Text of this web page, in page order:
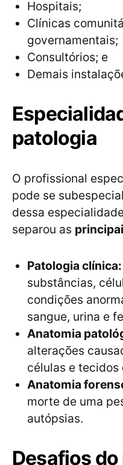
Hospitais;
Clínicas
governamentais;
Consultórios; e
Demais
patologia
O profissional
pode se
dessa
separou as
Patologia clínica:
substâncias,
condições
sangue, urina e
Anatomia
alterações
células e tecidos
Anatomia
morte de uma
autópsias.
Desafios